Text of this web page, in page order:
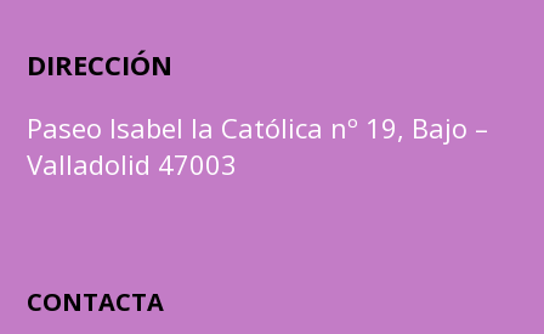
DIRECCIÓN
Paseo Isabel la Católica nº 19, Bajo –
Valladolid 47003
CONTACTA